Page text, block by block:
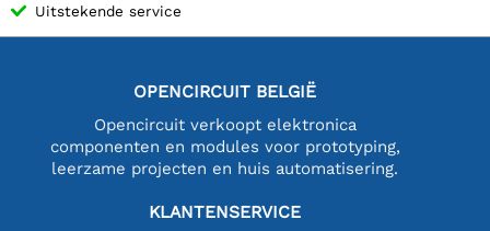
Uitstekende service
OPENCIRCUIT BELGIË
Opencircuit verkoopt elektronica
componenten en modules voor prototyping,
leerzame projecten en huis automatisering.
KLANTENSERVICE